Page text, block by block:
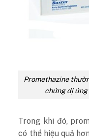
Promethazine
chứng dị ứng
Trong khi đó,
có thể hiệu quả